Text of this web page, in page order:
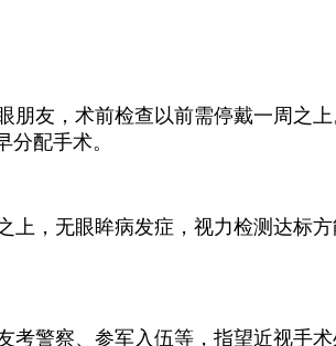
友，术前检查以前需停戴一周之
配手术。
，无眼眸病发症，视力检测达标
警察、参军入伍等，指望近视手